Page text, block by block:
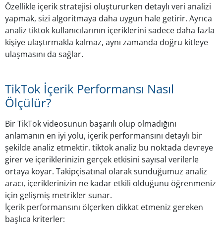
Özellikle içerik stratejisi oluştururken detaylı veri analizi
yapmak, sizi algoritmaya daha uygun hale getirir. Ayrıca
analiz tiktok kullanıcılarının içeriklerini sadece daha fazla
kişiye ulaştırmakla kalmaz, aynı zamanda doğru kitleye
ulaşmasını da sağlar.
TikTok İçerik Performansı Nasıl
Ölçülür?
Bir TikTok videosunun başarılı olup olmadığını
anlamanın en iyi yolu, içerik performansını detaylı bir
şekilde analiz etmektir. tiktok analiz bu noktada devreye
girer ve içeriklerinizin gerçek etkisini sayısal verilerle
ortaya koyar. Takipçisatınal olarak sunduğumuz analiz
aracı, içeriklerinizin ne kadar etkili olduğunu öğrenmeniz
için gelişmiş metrikler sunar.
İçerik performansını ölçerken dikkat etmeniz gereken
başlıca kriterler: